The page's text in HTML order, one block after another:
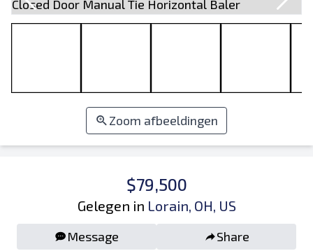
Zoom afbeeldingen
$79,500
Gelegen in Lorain, OH, US
Message Share